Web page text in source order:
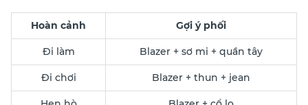
Hoàn cảnh Gợi ý phối
Đi làm Blazer + sơ mi + quần tây
Đi chơi Blazer + thun + jean